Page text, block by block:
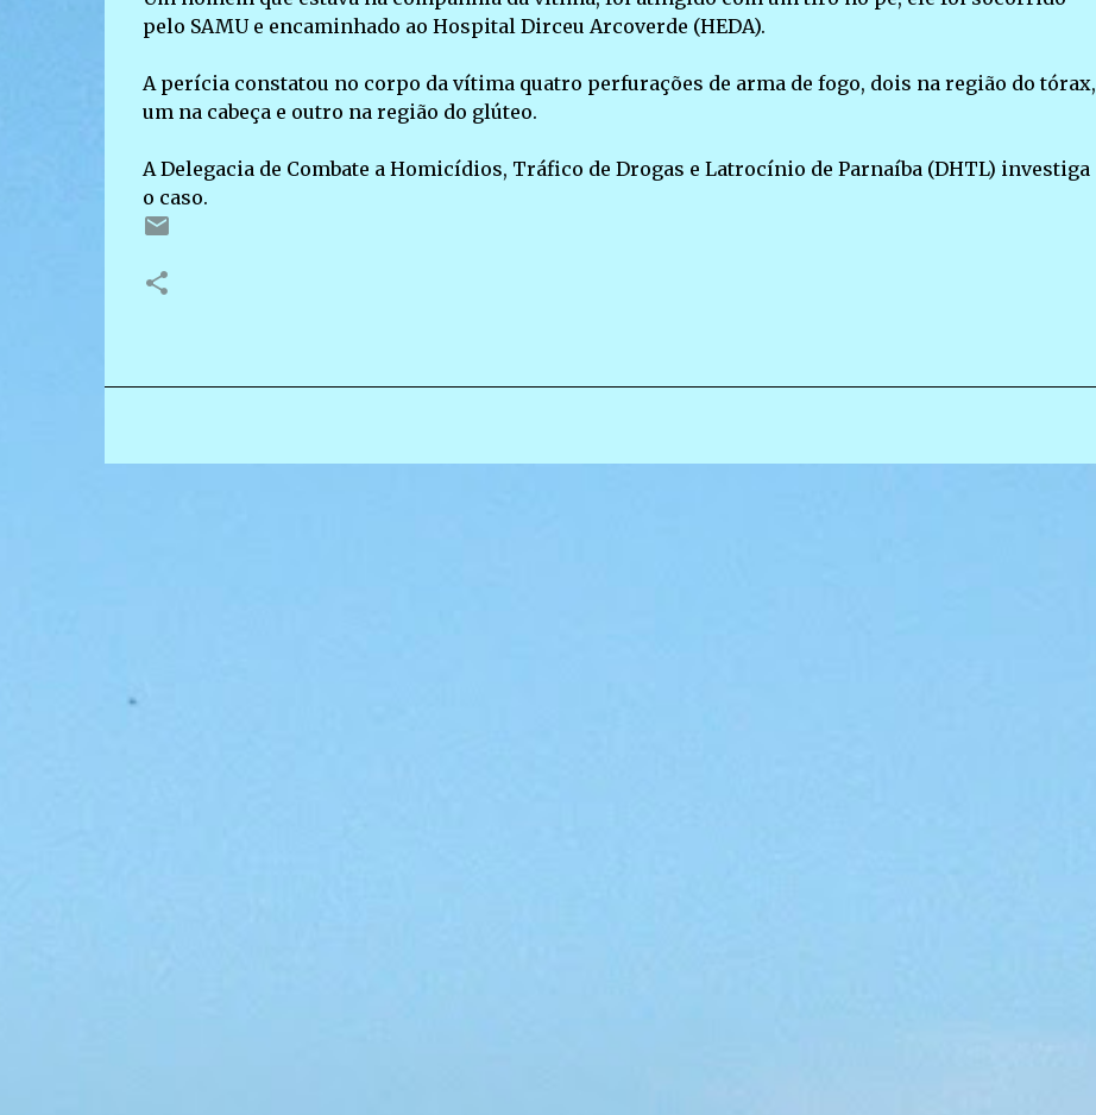
pelo SAMU e encaminhado ao Hospital Dirceu Arcoverde (HEDA).
A perícia constatou no corpo da vítima quatro perfurações de arma de fogo, dois na região do tórax,
um na cabeça e outro na região do glúteo.
A Delegacia de Combate a Homicídios, Tráfico de Drogas e Latrocínio de Parnaíba (DHTL) investiga
o caso.